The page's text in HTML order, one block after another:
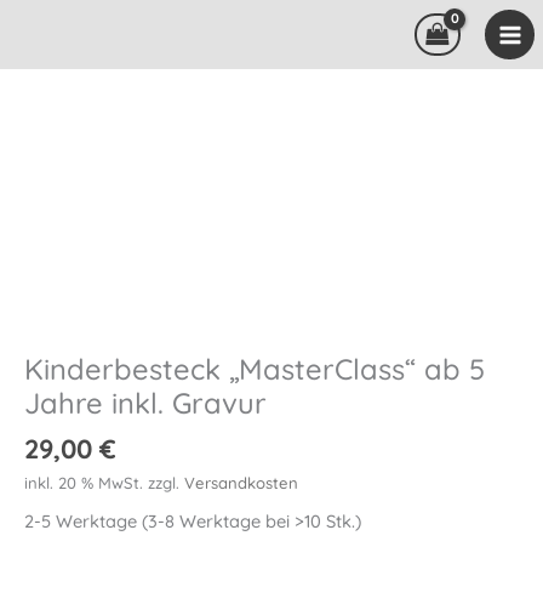
springen
Kinderbesteck „MasterClass“ ab 5
Jahre inkl. Gravur
29,00 €
inkl. 20 % MwSt. zzgl. Versandkosten
2-5 Werktage (3-8 Werktage bei >10 Stk.)